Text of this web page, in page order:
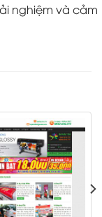
nghiệm và cảm